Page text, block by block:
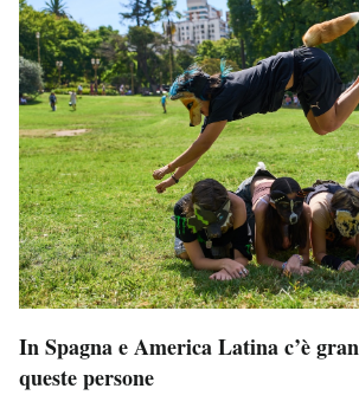
In Spagna e America Latina c’è
queste persone